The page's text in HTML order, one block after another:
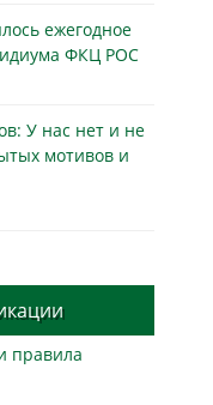
ежегодное
ФКЦ РОС
У нас нет и не
мотивов и
правила